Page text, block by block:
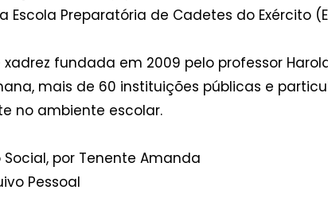
Escola Preparatória de Cadetes do Exército
fundada em 2009 pelo professor
mais de 60 instituições públicas e
no ambiente escolar.
por Tenente Amanda
Pessoal